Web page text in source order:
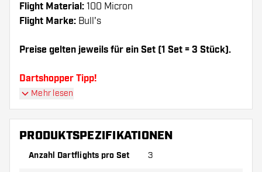
Flight Material: 100 Micron
Flight Marke: Bull's
Preise gelten jeweils für ein Set (1 Set = 3 Stück).
Dartshopper Tipp!
Sorgen Sie für genügend Ersatz Flights und
abnutzen oder brechen.
Mehr lesen
PRODUKTSPEZIFIKATIONEN
Anzahl Dartflights pro Set 3